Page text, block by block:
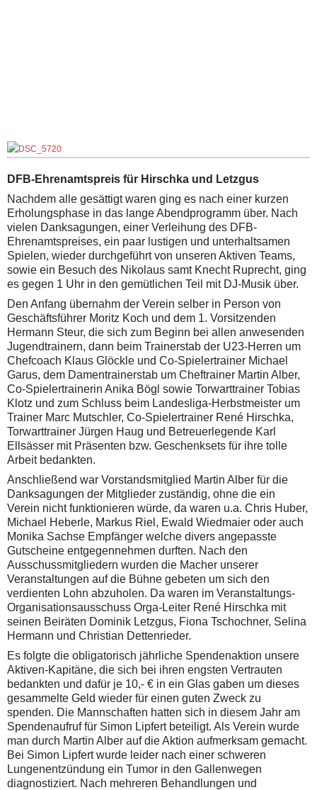
DFB-Ehrenamtspreis für Hirschka und Letzgus
Nachdem alle gesättigt waren ging es nach einer kurzen
Erholungsphase in das lange Abendprogramm über. Nach
vielen Danksagungen, einer Verleihung des DFB-
Ehrenamtspreises, ein paar lustigen und unterhaltsamen
Spielen, wieder durchgeführt von unseren Aktiven Teams,
sowie ein Besuch des Nikolaus samt Knecht Ruprecht, ging
es gegen 1 Uhr in den gemütlichen Teil mit DJ-Musik über.
Den Anfang übernahm der Verein selber in Person von
Geschäftsführer Moritz Koch und dem 1. Vorsitzenden
Hermann Steur, die sich zum Beginn bei allen anwesenden
Jugendtrainern, dann beim Trainerstab der U23-Herren um
Chefcoach Klaus Glöckle und Co-Spielertrainer Michael
Garus, dem Damentrainerstab um Cheftrainer Martin Alber,
Co-Spielertrainerin Anika Bögl sowie Torwarttrainer Tobias
Klotz und zum Schluss beim Landesliga-Herbstmeister um
Trainer Marc Mutschler, Co-Spielertrainer René Hirschka,
Torwarttrainer Jürgen Haug und Betreuerlegende Karl
Ellsässer mit Präsenten bzw. Geschenksets für ihre tolle
Arbeit bedankten.
Anschließend war Vorstandsmitglied Martin Alber für die
Danksagungen der Mitglieder zuständig, ohne die ein
Verein nicht funktionieren würde, da waren u.a. Chris Huber,
Michael Heberle, Markus Riel, Ewald Wiedmaier oder auch
Monika Sachse Empfänger welche divers angepasste
Gutscheine entgegennehmen durften. Nach den
Ausschussmitgliedern wurden die Macher unserer
Veranstaltungen auf die Bühne gebeten um sich den
verdienten Lohn abzuholen. Da waren im Veranstaltungs-
Organisationsausschuss Orga-Leiter René Hirschka mit
seinen Beiräten Dominik Letzgus, Fiona Tschochner, Selina
Hermann und Christian Dettenrieder.
Es folgte die obligatorisch jährliche Spendenaktion unsere
Aktiven-Kapitäne, die sich bei ihren engsten Vertrauten
bedankten und dafür je 10,- € in ein Glas gaben um dieses
gesammelte Geld wieder für einen guten Zweck zu
spenden. Die Mannschaften hatten sich in diesem Jahr am
Spendenaufruf für Simon Lipfert beteiligt. Als Verein wurde
man durch Martin Alber auf die Aktion aufmerksam gemacht.
Bei Simon Lipfert wurde leider nach einer schweren
Lungenentzündung ein Tumor in den Gallenwegen
diagnostiziert. Nach mehreren Behandlungen und